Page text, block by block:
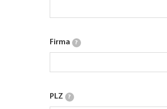
Firma ?
PLZ ?